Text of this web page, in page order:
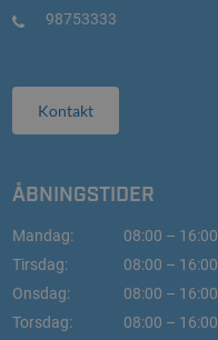
98753333
Kontakt
ÅBNINGSTIDER
Mandag:
08:00 – 16:00
Tirsdag:
08:00 – 16:00
Onsdag:
08:00 – 16:00
Torsdag:
08:00 – 16:00